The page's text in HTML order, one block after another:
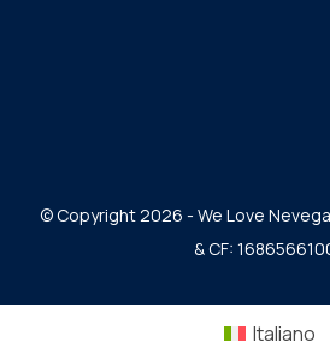
© Copyright 2026 - We Love Nevegal
& CF:
Italiano